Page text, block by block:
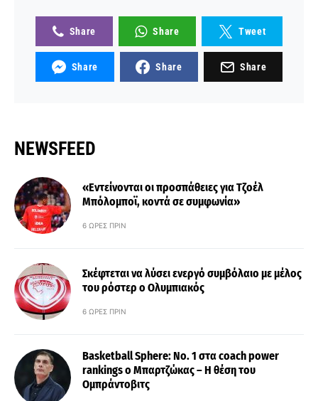
Share Share Tweet
Share Share Share
NEWSFEED
«Εντείνονται οι προσπάθειες για Τζοέλ
Μπόλομποϊ, κοντά σε συμφωνία»
6 ΏΡΕΣ ΠΡΙΝ
Σκέφτεται να λύσει ενεργό συμβόλαιο με μέλος
του ρόστερ ο Ολυμπιακός
6 ΏΡΕΣ ΠΡΙΝ
Basketball Sphere: No. 1 στα coach power
rankings ο Μπαρτζώκας – Η θέση του
Ομπράντοβιτς